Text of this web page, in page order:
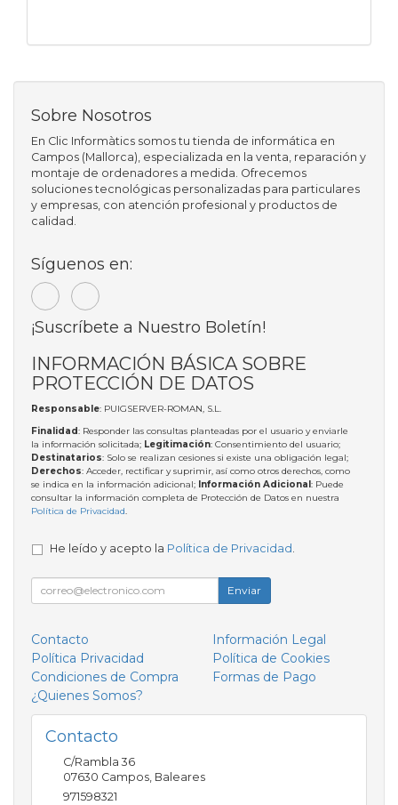
Sobre Nosotros
En Clic Informàtics somos tu tienda de informática en
Campos (Mallorca), especializada en la venta, reparación y
montaje de ordenadores a medida. Ofrecemos
soluciones tecnológicas personalizadas para particulares
y empresas, con atención profesional y productos de
calidad.
Síguenos en:
¡Suscríbete a Nuestro Boletín!
INFORMACIÓN BÁSICA SOBRE
PROTECCIÓN DE DATOS
Responsable: PUIGSERVER-ROMAN, S.L.
Finalidad: Responder las consultas planteadas por el usuario y enviarle
la información solicitada; Legitimación: Consentimiento del usuario;
Destinatarios: Solo se realizan cesiones si existe una obligación legal;
Derechos: Acceder, rectificar y suprimir, así como otros derechos, como
se indica en la información adicional; Información Adicional: Puede
consultar la información completa de Protección de Datos en nuestra
Política de Privacidad.
He leído y acepto la Política de Privacidad
Enviar
Contacto
Información Legal
Política Privacidad
Política de Cookies
Condiciones de Compra
Formas de Pago
¿Quienes Somos?
Contacto
C/Rambla 36
07630 Campos Baleares
971598321